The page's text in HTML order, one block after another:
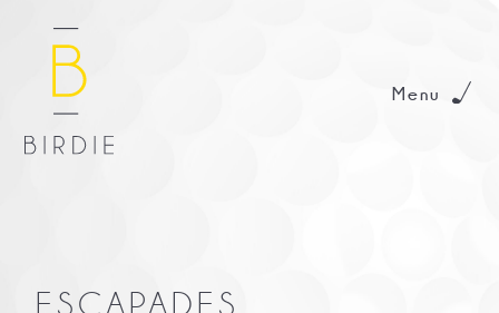
ESCAPADES
Menu